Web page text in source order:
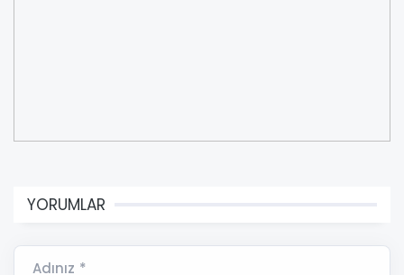
YORUMLAR
Adınız *